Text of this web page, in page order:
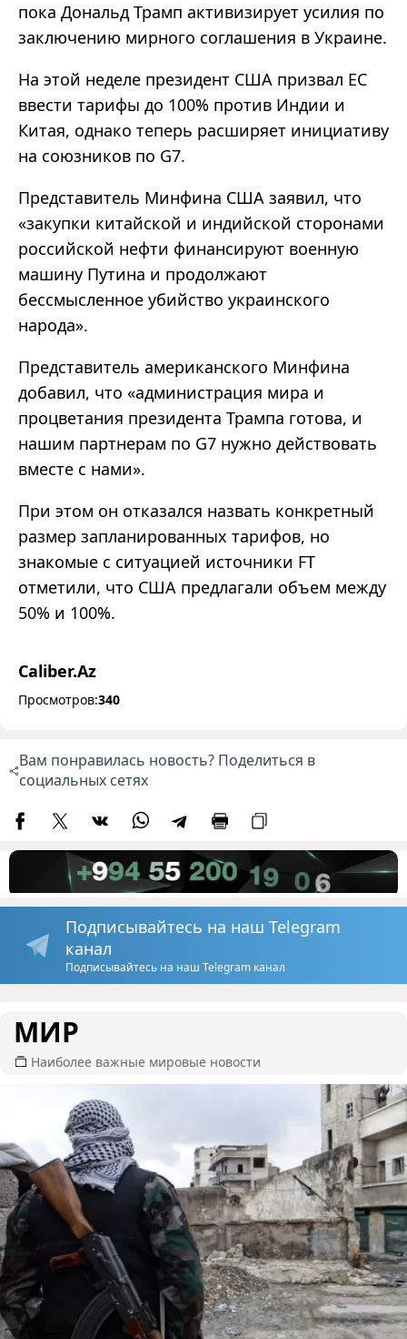
пока Дональд Трамп активизирует усилия по
заключению мирного соглашения в Украине.
На этой неделе президент США призвал ЕС
ввести тарифы до 100% против Индии и
Китая, однако теперь расширяет инициативу
на союзников по G7.
Представитель Минфина США заявил, что
«закупки китайской и индийской сторонами
российской нефти финансируют военную
машину Путина и продолжают
бессмысленное убийство украинского
народа».
Представитель американского Минфина
добавил, что «администрация мира и
процветания президента Трампа готова, и
нашим партнерам по G7 нужно действовать
вместе с нами».
При этом он отказался назвать конкретный
размер запланированных тарифов, но
знакомые с ситуацией источники FT
отметили, что США предлагали объем между
50% и 100%.
Caliber.Az
Просмотров:340
Вам понравилась новость? Поделиться в
социальных сетях
Подписывайтесь на наш Telegram
канал
Подписывайтесь на наш Telegram канал
МИР
Наиболее важные мировые новости